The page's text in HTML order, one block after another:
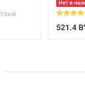
Нет в
521.4